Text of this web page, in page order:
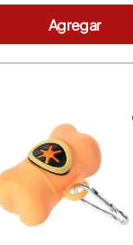
Agregar